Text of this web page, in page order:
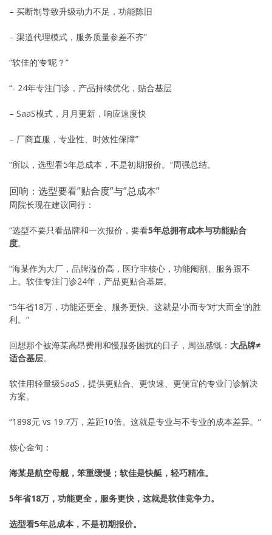
– 买断制导致升级动力不足，功能陈旧
– 渠道代理模式，服务质量参差不齐”
“软佳的’专’呢？”
“- 24年专注门诊，产品持续优化，贴合基层
– SaaS模式，月月更新，响应速度快
– 厂商直服，专业性、时效性保障”
“所以，选型看5年总成本，不是初期报价。”周强总结。
回响：选型要看”贴合度”与”总成本”
周院长现在建议同行：
“选型不要只看品牌和一次报价，要看5年总拥有成本与功能贴合
度。
“海某作为大厂，品牌溢价高，医疗非核心，功能阉割、服务跟不
上。软佳专注门诊24年，产品更贴合基层。
“5年省18万，功能还更全、服务更快。这就是’小而专’对’大而全’的胜
利。”
回想那个被海某高昂费用和慢服务困扰的日子，周强感慨： 大品牌≠
适合基层。
软佳用轻量级SaaS，提供更贴合、更快速、更便宜的专业门诊解决
方案。
“1898元 vs 19.7万，差距10倍。这就是专业与不专业的成本差异。”
核心金句：
海某是航空母舰，笨重缓慢；软佳是快艇，轻巧精准。
5年省18万，功能更全，服务更快，这就是软佳竞争力。
选型看5年总成本，不是初期报价。